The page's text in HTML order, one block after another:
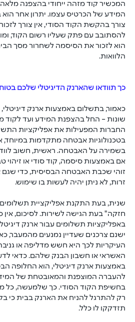
המכשיר קוד מזהה ייחודי בהצפנה
המידע של הכרטיס עצמו. יתרון אחר
צורך בהקשת הקוד הסודי, אין צורך
להסתובב עם פתק שעליו רשום הקוד,
הוא לזכור את הסיסמה לשחרור מסך
הלוואות.
כך תוודאו שהארנק הדיגיטלי שלכם בטוח
כאמור, בתשלום באמצעות ארנק
שונות – החל בהצפנת המידע ועד לקוד
החברות המפעילות את אפליקציות
בטכנולוגיות אבטחה מתקדמות במיוחד,
בשמירה על האבטחה. ראשית, חשוב
אם באמצעות סיסמה, קוד סודי או זיהוי
זוהי שכבת האבטחה הבסיסית, כדי שגם
זרות, לא ניתן יהיה לעשות בו שימוש.
שנית, בעת התקנת אפליקציית
חזקה" בעת הגישה לשירות. לסיכום,
באפליקציות תשלומים עבור ארנק
ישנם צרכנים שעדיין נמנעים מהמעבר,
העיקריות לכך היא חשש מדליפה או
האשראי או חשבון הבנק שלהם. כדאי
באמצעות ארנק דיגיטלי, הוא החלופה
להעברה המוצפנת והמאובטחת של
בחשיפת הקוד הסודי. כך שלמעשה, כל
רק להתרגל להניח את הארנק בבית כי
תזדקקו לו כלל.